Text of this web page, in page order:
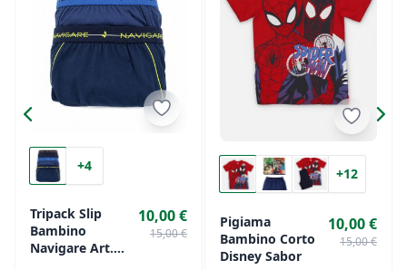
+4
Tripack Slip
Bambino
Navigare Art.
10,00 €
15,00 €
+12
Pigiama
Bambino Corto
Disney Sabor
10,00 €
15,00 €